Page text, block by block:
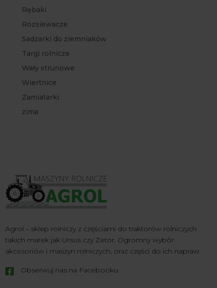
Rębaki
Rozsiewacze
Sadzarki do ziemniaków
Targi rolnicze
Wały strunowe
Wiertnice
Zamiatarki
zima
Agrol – sklep rolniczy z częściami do traktorów rolniczych
takich marek jak Ursus czy Zetor. Ogromny wybór
akcesoriów i maszyn rolniczych, oraz części do ich napraw.
 Obserwuj nas na Facebooku